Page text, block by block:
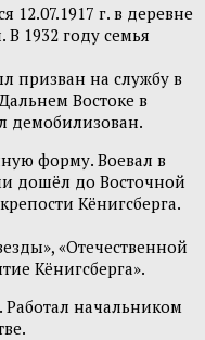
г. в деревне
1932 году семья
призван на службу в
Востоке в
демобилизован.
форму. Воевал в
дошёл до Восточной
Кёнигсберга.
«Отечественной
Кёнигсберга».
начальником